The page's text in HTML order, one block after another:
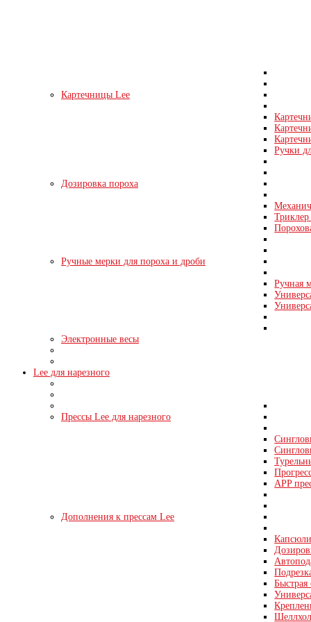
Картечницы Lee
Ручки
Дозировка пороха
Ручные мерки для пороха и дроби
Ручная
Электронные весы
Lee для нарезного
Прессы Lee для нарезного
APP
Дополнения к прессам Lee
Быстрая